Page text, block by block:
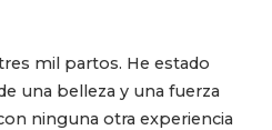
mil partos. He estado
una belleza y una fuerza
ninguna otra experiencia